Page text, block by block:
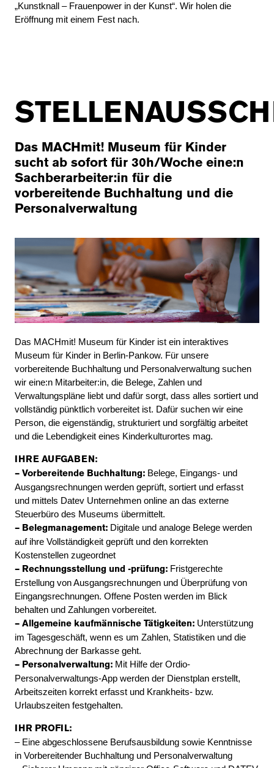
„Kunstknall – Frauenpower in der Kunst“. Wir holen die
Eröffnung mit einem Fest nach.
Das MACHmit! Museum für Kinder
sucht ab sofort für 30h/Woche eine:n
Sachberarbeiter:in für die
vorbereitende Buchhaltung und die
Personalverwaltung
Das MACHmit! Museum für Kinder ist ein interaktives
Museum für Kinder in Berlin-Pankow. Für unsere
vorbereitende Buchhaltung und Personalverwaltung suchen
wir eine:n Mitarbeiter:in, die Belege, Zahlen und
Verwaltungspläne liebt und dafür sorgt, dass alles sortiert und
vollständig pünktlich vorbereitet ist. Dafür suchen wir eine
Person, die eigenständig, strukturiert und sorgfältig arbeitet
und die Lebendigkeit eines Kinderkulturortes mag.
IHRE AUFGABEN:
– Vorbereitende Buchhaltung: Belege, Eingangs- und
Ausgangsrechnungen werden geprüft, sortiert und erfasst
und mittels Datev Unternehmen online an das externe
Steuerbüro des Museums übermittelt.
– Belegmanagement: Digitale und analoge Belege werden
auf ihre Vollständigkeit geprüft und den korrekten
Kostenstellen zugeordnet
– Rechnungsstellung und -prüfung: Fristgerechte
Erstellung von Ausgangsrechnungen und Überprüfung von
Eingangsrechnungen. Offene Posten werden im Blick
behalten und Zahlungen vorbereitet.
– Allgemeine kaufmännische Tätigkeiten: Unterstützung
im Tagesgeschäft, wenn es um Zahlen, Statistiken und die
Abrechnung der Barkasse geht.
– Personalverwaltung: Mit Hilfe der Ordio-
Personalverwaltungs-App werden der Dienstplan erstellt,
Arbeitszeiten korrekt erfasst und Krankheits- bzw.
Urlaubszeiten festgehalten.
IHR PROFIL:
– Eine abgeschlossene Berufsausbildung sowie Kenntnisse
in Vorbereitender Buchhaltung und Personalverwaltung